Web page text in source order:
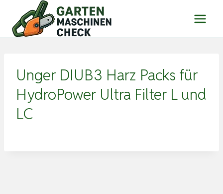
Inhalt
springen
Unger DIUB3 Harz Packs für
HydroPower Ultra Filter L und
LC